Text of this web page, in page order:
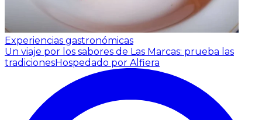
Experiencias gastronómicas
Un viaje por los sabores de Las Marcas: prueba las
tradicionesHospedado por Alfiera